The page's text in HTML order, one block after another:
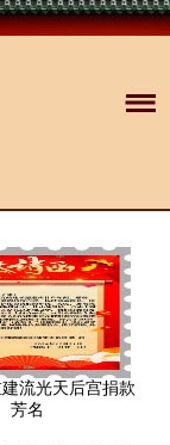
建流光天后宫捐款
芳名